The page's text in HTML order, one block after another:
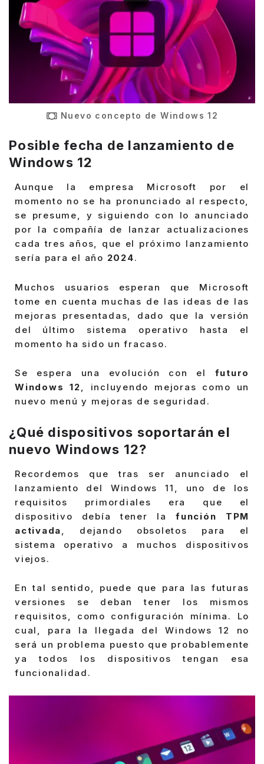
Nuevo concepto de Windows 12
Posible fecha de lanzamiento de
Windows 12
Aunque la empresa Microsoft por el
momento no se ha pronunciado al respecto,
se presume, y siguiendo con lo anunciado
por la compañía de lanzar actualizaciones
cada tres años, que el próximo lanzamiento
sería para el año 2024.
Muchos usuarios esperan que Microsoft
tome en cuenta muchas de las ideas de las
mejoras presentadas, dado que la versión
del último sistema operativo hasta el
momento ha sido un fracaso.
Se espera una evolución con el futuro
Windows 12, incluyendo mejoras como un
nuevo menú y mejoras de seguridad.
¿Qué dispositivos soportarán el
nuevo Windows 12?
Recordemos que tras ser anunciado el
lanzamiento del Windows 11, uno de los
requisitos primordiales era que el
dispositivo debía tener la
función TPM
activada, dejando obsoletos para el
sistema operativo a muchos dispositivos
viejos.
En tal sentido, puede que para las futuras
versiones se deban tener los mismos
requisitos, como configuración mínima. Lo
cual, para la llegada del Windows 12 no
será un problema puesto que probablemente
ya todos los dispositivos tengan esa
funcionalidad.